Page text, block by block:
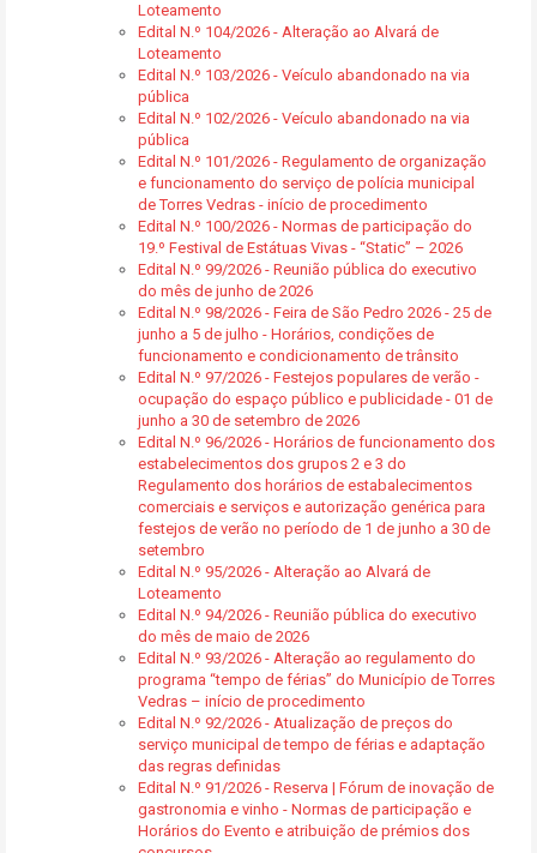
Loteamento
Edital N.º 104/2026 - Alteração ao Alvará de
Loteamento
Edital N.º 103/2026 - Veículo abandonado na via
pública
Edital N.º 102/2026 - Veículo abandonado na via
pública
Edital N.º 101/2026 - Regulamento de organização
e funcionamento do serviço de polícia municipal
de Torres Vedras - início de procedimento
Edital N.º 100/2026 - Normas de participação do
19.º Festival de Estátuas Vivas - “Static” – 2026
Edital N.º 99/2026 - Reunião pública do executivo
do mês de junho de 2026
Edital N.º 98/2026 - Feira de São Pedro 2026 - 25 de
junho a 5 de julho - Horários, condições de
funcionamento e condicionamento de trânsito
Edital N.º 97/2026 - Festejos populares de verão -
ocupação do espaço público e publicidade - 01 de
junho a 30 de setembro de 2026
Edital N.º 96/2026 - Horários de funcionamento dos
estabelecimentos dos grupos 2 e 3 do
Regulamento dos horários de estabalecimentos
comerciais e serviços e autorização genérica para
festejos de verão no período de 1 de junho a 30 de
setembro
Edital N.º 95/2026 - Alteração ao Alvará de
Loteamento
Edital N.º 94/2026 - Reunião pública do executivo
do mês de maio de 2026
Edital N.º 93/2026 - Alteração ao regulamento do
programa “tempo de férias” do Município de Torres
Vedras – início de procedimento
Edital N.º 92/2026 - Atualização de preços do
serviço municipal de tempo de férias e adaptação
das regras definidas
Edital N.º 91/2026 - Reserva | Fórum de inovação de
gastronomia e vinho - Normas de participação e
Horários do Evento e atribuição de prémios dos